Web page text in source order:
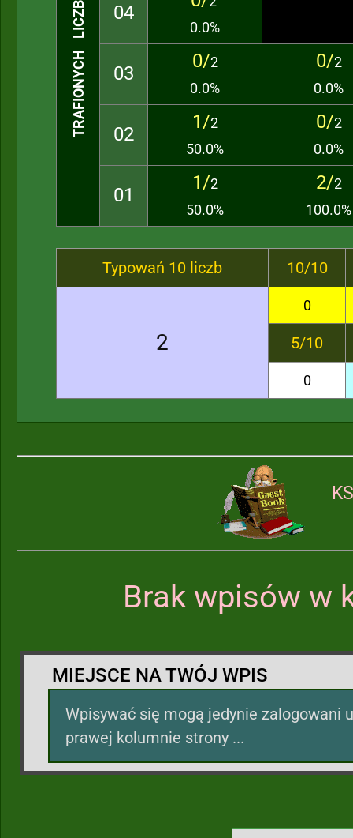
TRAFIONYCH LICZB 04
0.0%
03
0/2
0.0%
0/2
0.0%
02
1/2
50.0%
0/2
0.0%
01
1/2
50.0%
2/2
100.0%
Typowań 10 liczb 10/10
2
0
5/10
0
Brak wpisów w
MIEJSCE NA TWÓJ WPIS
Wpisywać się mogą jedynie zalogowani
prawej kolumnie strony ...